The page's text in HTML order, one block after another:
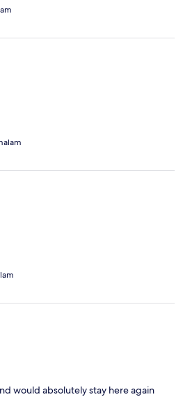
would absolutely stay here again